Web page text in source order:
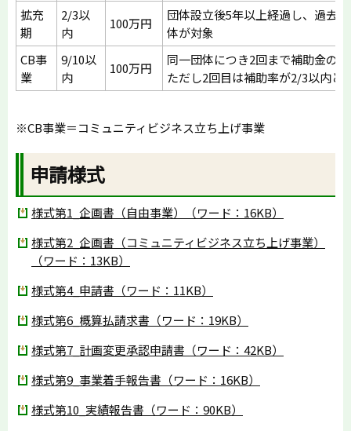
拡充
期
2/3以
内
100万円
団体設立後5年以上経過し、過去
体が対象
CB事
業
9/10以
内
100万円
同一団体につき2回まで補助金の
ただし2回目は補助率が2/3以内と
※CB事業＝コミュニティビジネス立ち上げ事業
申請様式
様式第1_企画書（自由事業）（ワード：16KB）
様式第2_企画書（コミュニティビジネス立ち上げ事業）
（ワード：13KB）
様式第4_申請書（ワード：11KB）
様式第6_概算払請求書（ワード：19KB）
様式第7_計画変更承認申請書（ワード：42KB）
様式第9_事業着手報告書（ワード：16KB）
様式第10_実績報告書（ワード：90KB）